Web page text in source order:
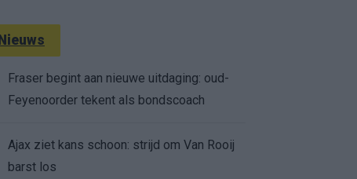
Nieuws
Fraser begint aan nieuwe uitdaging: oud-
Feyenoorder tekent als bondscoach
Ajax ziet kans schoon: strijd om Van Rooij
barst los